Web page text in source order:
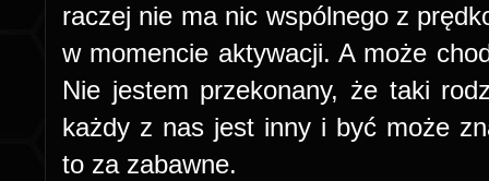
raczej nie ma nic wspólnego z
w momencie aktywacji. A może
Nie jestem przekonany, że taki
każdy z nas jest inny i być może
to za zabawne.